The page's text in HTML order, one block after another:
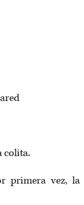
colita.
primera vez, la